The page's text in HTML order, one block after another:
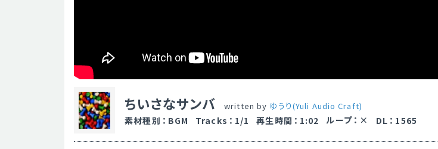
ちいさなサンバ written by ゆうり(Yuli Audio Craft)
素材種別 ： BGM Tracks ： 1/1 再生時間 ： 1:02 ループ ： DL ： 1565